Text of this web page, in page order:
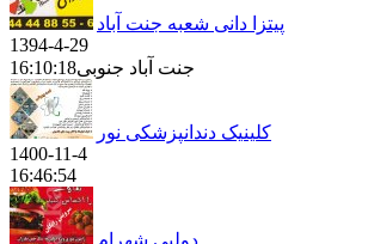
پیتزا دانی شعبه جنت آباد
1394-4-29
16:10:18جنت آباد جنوبی
کلینیک دندانپزشکی نور
1400-11-4
16:46:54